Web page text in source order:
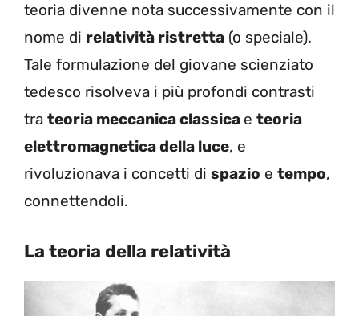
teoria divenne nota successivamente con il
nome di relatività ristretta (o speciale).
Tale formulazione del giovane scienziato
tedesco risolveva i più profondi contrasti
tra teoria meccanica classica e teoria
elettromagnetica della luce, e
rivoluzionava i concetti di spazio e tempo,
connettendoli.
La teoria della relatività